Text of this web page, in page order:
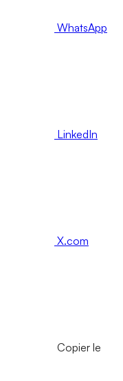
WhatsApp
LinkedIn
X.com
Copier le